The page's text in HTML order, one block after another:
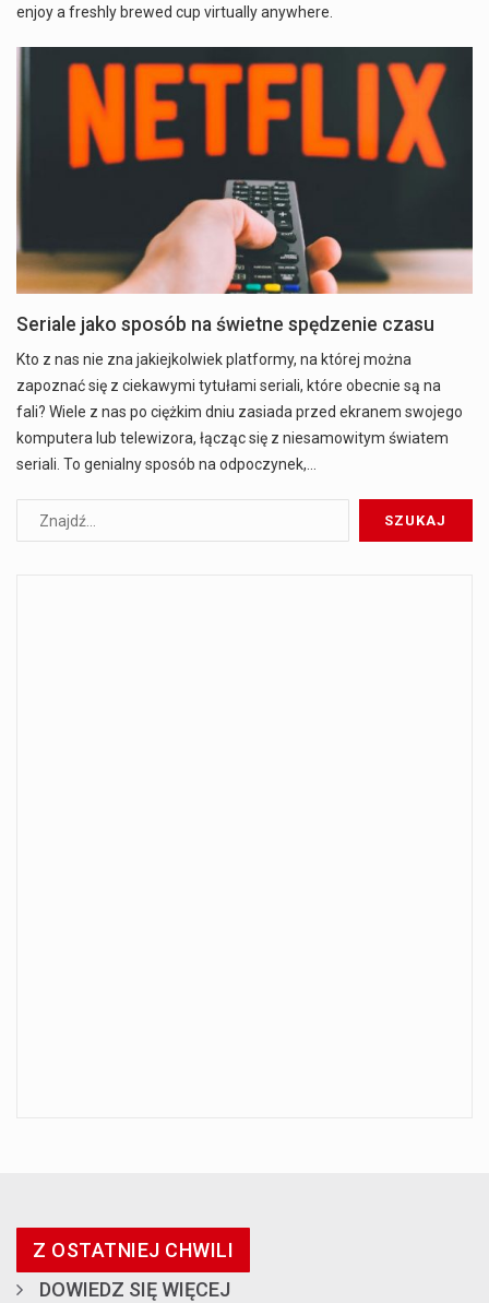
enjoy a freshly brewed cup virtually anywhere.
Seriale jako sposób na świetne spędzenie czasu
Kto z nas nie zna jakiejkolwiek platformy, na której można
zapoznać się z ciekawymi tytułami seriali, które obecnie są na
fali? Wiele z nas po ciężkim dniu zasiada przed ekranem swojego
komputera lub telewizora, łącząc się z niesamowitym światem
seriali. To genialny sposób na odpoczynek,…
Z OSTATNIEJ CHWILI
DOWIEDZ SIĘ WIĘCEJ